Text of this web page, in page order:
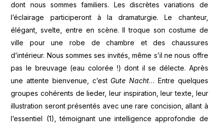
dont nous sommes familiers. Les discrètes variations de
l’éclairage participeront à la dramaturgie. Le chanteur,
élégant, svelte, entre en scène. Il troque son costume de
ville pour une robe de chambre et des chaussures
d’intérieur. Nous sommes ses invités, même s’il ne nous offre
pas le breuvage (eau colorée !) dont il se délecte. Après
une attente bienvenue, c’est Gute Nacht… Entre quelques
groupes cohérents de lieder, leur inspiration, leur texte, leur
illustration seront présentés avec une rare concision, allant à
l’essentiel (1), témoignant une intelligence approfondie de